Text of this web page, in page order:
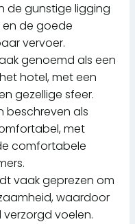
de gunstige ligging
de goede
vervoer.
genoemd als een
hotel, met een
gezellige sfeer.
beschreven als
met
comfortabele
vaak geprezen om
waardoor
voelen.